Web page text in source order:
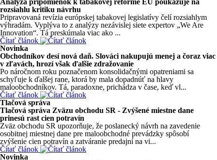
Analýza pripomienok k tabakovej reforme EÚ poukazuje na
rozsiahlu kritiku návrhu
Pripravovaná revízia európskej tabakovej legislatívy čelí rozsiahlym
výhradám. Vyplýva to z analýzy nezávislej siete expertov „We Are
Innovation“. Tá preskúmala viac ako ...
Čítať článok
Novinka
Obchodníkov desí nová daň. Slováci nakupujú menej a čoraz viac
v zľavách, hrozí však ďalšie zdražovanie
Po náročnom roku poznačenom konsolidačnými opatreniami sa
schyľuje k ďalšej rane, ktorá by mala dopadnúť na hlavy
maloobchodníkov. Tá, paradoxne, prichádza v čase, keď vl...
Čítať článok
Tlačová správa
Tlačová správa Zväzu obchodu SR - Zvýšené miestne dane
prinesú rast cien potravín
Zväz obchodu SR upozorňuje, že poslanecký návrh na zavedenie
osobitnej miestnej dane pre maloobchodné prevádzky spôsobí
zvýšenie cien potravín a zatváranie predajní na vi...
Čítať článok
Novinka